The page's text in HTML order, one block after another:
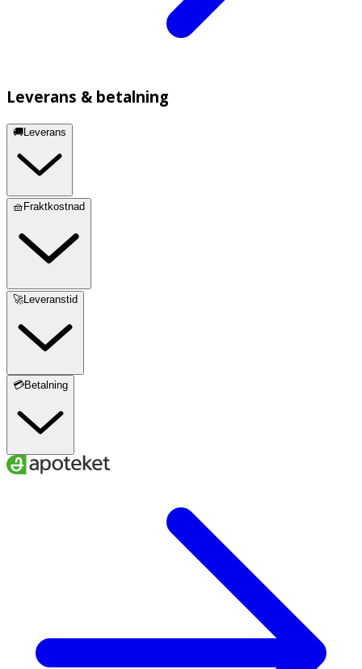
Leverans & betalning
🚚Leverans
🧺Fraktkostnad
🚀Leveranstid
💳Betalning